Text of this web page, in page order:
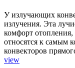
У излучающих
излучения. Эта
комфорт
относятся к самым
конвекторов
view